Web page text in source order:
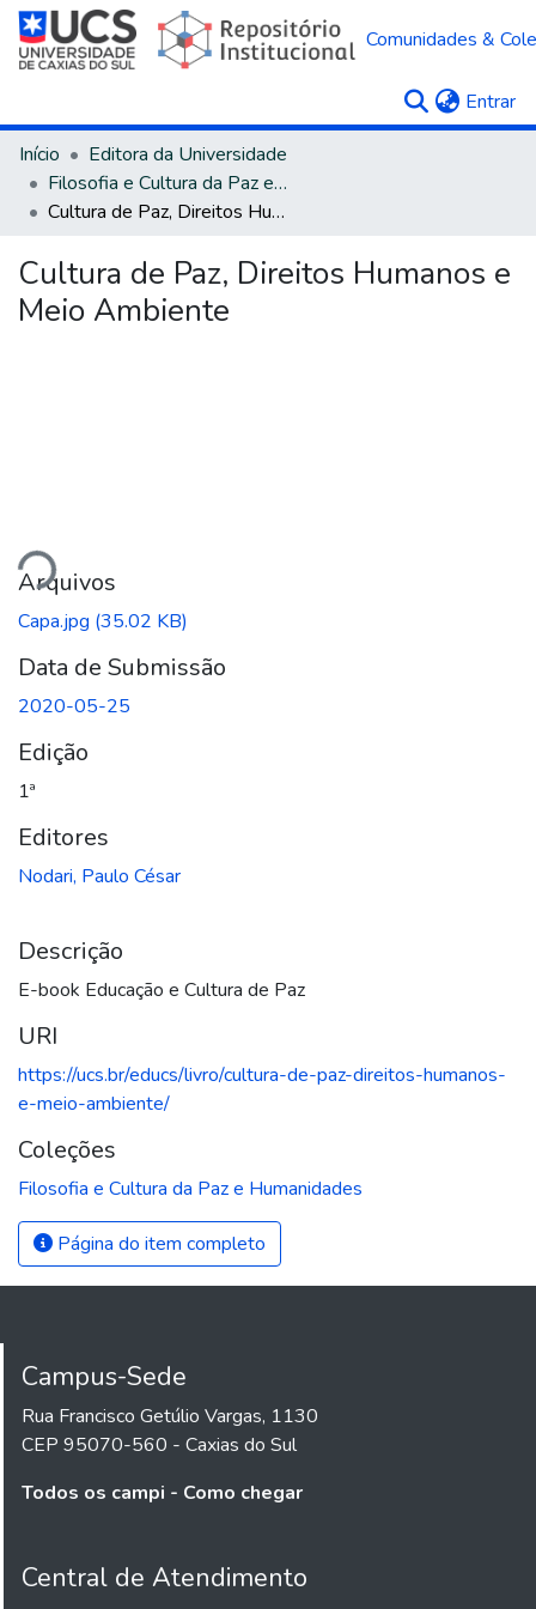
Comunidades &
Entrar
Início
Editora da Universidade
Filosofia e Cultura da Paz e Humanidades
Cultura de Paz, Direitos Humanos e Meio Ambiente
Cultura de Paz, Direitos Humanos e
Meio Ambiente
Arquivos
Capa.jpg (35.02 KB)
Data de Submissão
2020-05-25
Edição
1ª
Editores
Nodari, Paulo César
Descrição
E-book Educação e Cultura de Paz
URI
https://ucs.br/educs/livro/cultura-de-paz-direitos-humanos-
e-meio-ambiente/
Coleções
Filosofia e Cultura da Paz e Humanidades
Página do item completo
Campus-Sede
Rua Francisco Getúlio Vargas, 1130
CEP 95070-560 - Caxias do Sul
Todos os campi - Como chegar
Central de Atendimento